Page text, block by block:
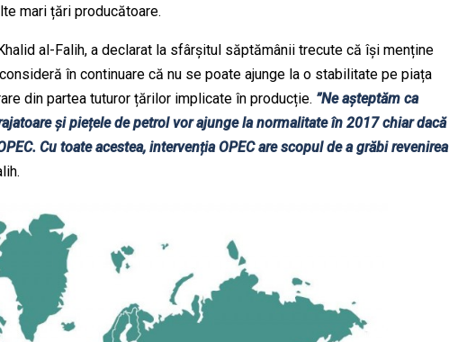
mari țări producătoare.
al-Falih, a declarat la sfârșitul săptămânii trecute că își menține
în continuare că nu se poate ajunge la o stabilitate pe piața
din partea tuturor țărilor implicate în producție. ”Ne așteptăm ca
și piețele de petrol vor ajunge la normalitate în 2017 chiar dacă
Cu toate acestea, intervenția OPEC are scopul de a grăbi revenirea